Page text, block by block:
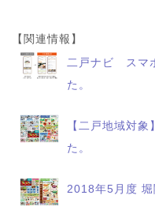
【関連情報】
二戸ナビ スマ
た。
【二戸地域対
た。
2018年5月度